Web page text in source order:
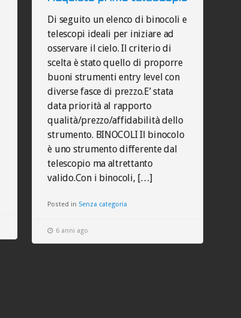
Di seguito un elenco di binocoli e
telescopi ideali per iniziare ad
osservare il cielo. Il criterio di
scelta è stato quello di proporre
buoni strumenti entry level con
diverse fasce di prezzo.E’ stata
data priorità al rapporto
qualità/prezzo/affidabilità dello
strumento. BINOCOLI Il binocolo
è uno strumento differente dal
telescopio ma altrettanto
valido.Con i binocoli, […]
Posted in Senza categoria
6 anni ago